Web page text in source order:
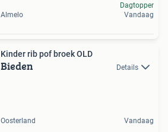
Almelo
Dagtopper
Vandaag
Kinder rib pof broek OLD
Bieden Details
Oosterland Vandaag